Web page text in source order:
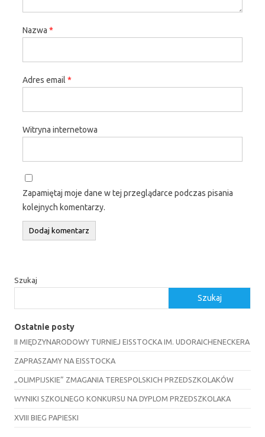
Nazwa *
Adres email *
Witryna internetowa
Zapamiętaj moje dane w tej przeglądarce podczas pisania
kolejnych komentarzy.
Szukaj
Szukaj
Ostatnie posty
II MIĘDZYNARODOWY TURNIEJ EISSTOCKA IM. UDORAICHENECKERA
ZAPRASZAMY NA EISSTOCKA
„OLIMPIJSKIE” ZMAGANIA TERESPOLSKICH PRZEDSZKOLAKÓW
WYNIKI SZKOLNEGO KONKURSU NA DYPLOM PRZEDSZKOLAKA
XVIII BIEG PAPIESKI